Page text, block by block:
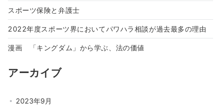
スポーツ保険と弁護士
2022年度スポーツ界においてパワハラ相談が過去最多の理由
漫画 「キングダム」から学ぶ、法の価値
アーカイブ
2023年9月